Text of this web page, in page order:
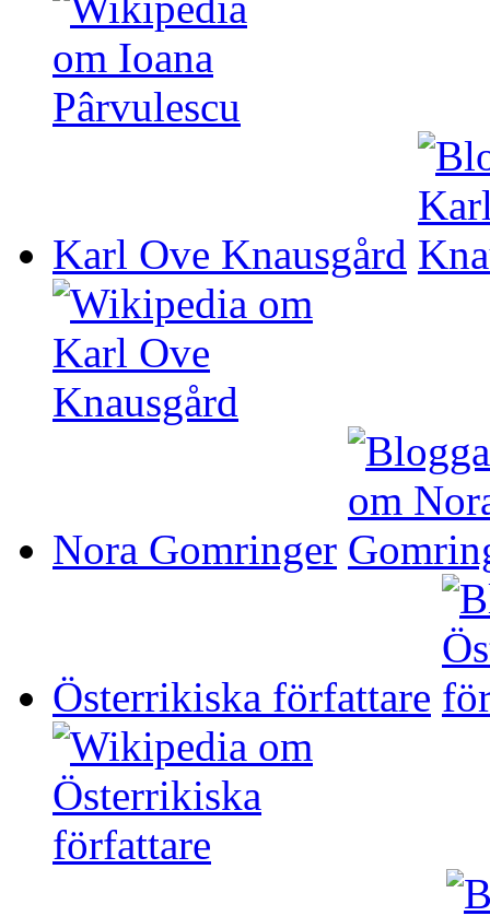
Karl Ove Knausgård
Nora Gomringer
Österrikiska författare